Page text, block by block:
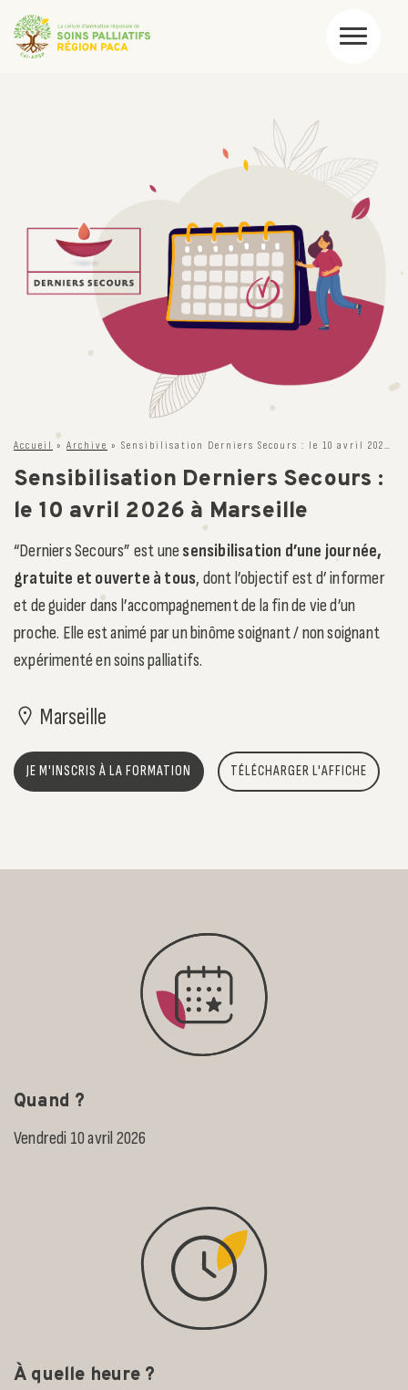
Accueil » Archive » Sensibilisation Derniers Secours : le 10 avril 2026 à Marseille
Sensibilisation Derniers Secours :
le 10 avril 2026 à Marseille
“Derniers Secours” est unesensibilisation d’une journée,
gratuite et ouverte à tous, dont l’objectif est d’ informer
et de guider dans l’accompagnement de la fin de vie d’un
proche. Elle est animé par un binôme soignant / non soignant
expérimenté en soins palliatifs.
Marseille
JE M'INSCRIS À LA FORMATION TÉLÉCHARGER L'AFFICHE
Quand ?
Vendredi 10 avril 2026
À quelle heure ?